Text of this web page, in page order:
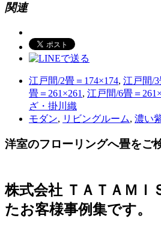
関連
江戸間/2畳＝174×174, 江戸間/3
畳＝261×261 , 江戸間/6畳＝
ざ・掛川織
モダン, リビングルーム, 濃い
洋室のフローリングへ畳をご
株式会社 ＴＡＴＡＭＩ
たお客様事例集です。